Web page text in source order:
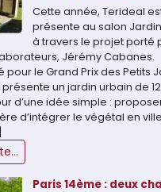
Cette année, Terideal
présente au salon
à travers le projet porté
Jérémy Cabanes.
pour le Grand Prix des Petits
présente un jardin urbain de 12
d’une idée simple :
d’intégrer le végétal en
Paris 14ème : deux